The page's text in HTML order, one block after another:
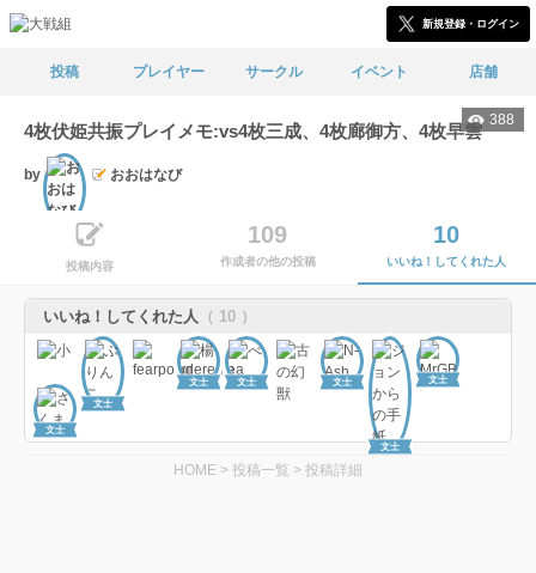
新規登録・ログイン
投稿 プレイヤー サークル イベント 店舗
388
4枚伏姫共振プレイメモ:vs4枚三成、4枚廊御方、4枚早雲
by おおはなび
投稿内容
109
作成者の他の投稿
10
いいね！してくれた人
いいね！してくれた人 （ 10 ）
文士
文士 文士 文士
文士
文士
文士
HOME > 投稿一覧 > 投稿詳細